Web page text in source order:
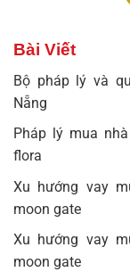
Bài Viết
Bộ pháp lý và
Nẵng
Pháp lý mua
flora
Xu hướng vay
moon gate
Xu hướng vay
moon gate